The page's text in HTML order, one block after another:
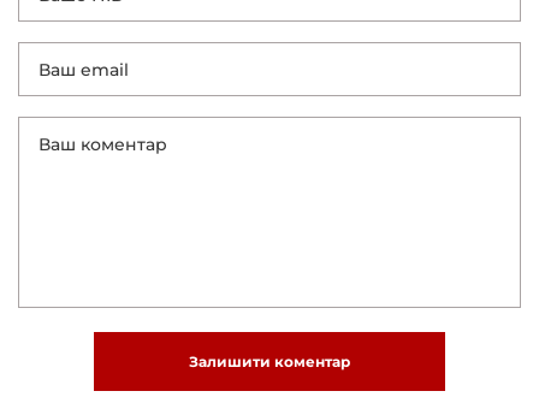
Залишити коментар